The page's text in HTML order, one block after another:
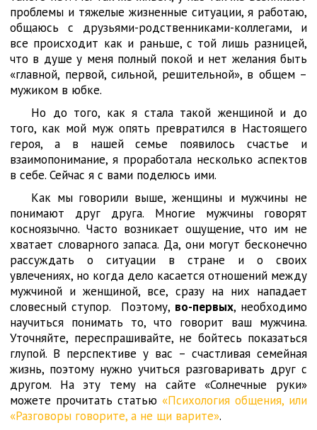
проблемы и тяжелые жизненные ситуации, я работаю,
общаюсь с друзьями-родственниками-коллегами, и
все происходит как и раньше, с той лишь разницей,
что в душе у меня полный покой и нет желания быть
«главной, первой, сильной, решительной», в общем –
мужиком в юбке.
Но до того, как я стала такой женщиной и до
того, как мой муж опять превратился в Настоящего
героя, а в нашей семье появилось счастье и
взаимопонимание, я проработала несколько аспектов
в себе. Сейчас я с вами поделюсь ими.
Как мы говорили выше, женщины и мужчины не
понимают друг друга. Многие мужчины говорят
косноязычно. Часто возникает ощущение, что им не
хватает словарного запаса. Да, они могут бесконечно
рассуждать о ситуации в стране и о своих
увлечениях, но когда дело касается отношений между
мужчиной и женщиной, все, сразу на них нападает
словесный ступор. Поэтому, во-первых, необходимо
научиться понимать то, что говорит ваш мужчина.
Уточняйте, переспрашивайте, не бойтесь показаться
глупой. В перспективе у вас – счастливая семейная
жизнь, поэтому нужно учиться разговаривать друг с
другом. На эту тему на сайте «Солнечные руки»
можете прочитать статью «Психология общения, или
«Разговоры говорите, а не щи варите».